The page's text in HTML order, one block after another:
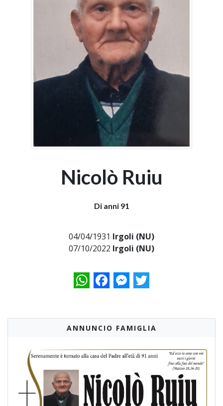
Nicolò Ruiu
Di anni 91
04/04/1931 Irgoli (NU)
07/10/2022 Irgoli (NU)
WhatsAppFacebookMessenger
Twitter
ANNUNCIO FAMIGLIA